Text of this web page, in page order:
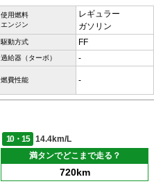
使用燃料
エンジン
レギュラー
ガソリン
駆動方式 FF
過給器（ターボ） -
燃費性能 -
10・15
14.4km/L
満タンでどこまで走る？
720km